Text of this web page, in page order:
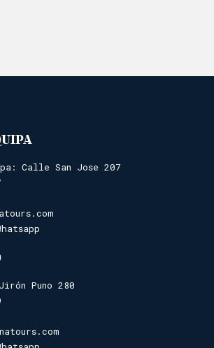
Calle San Jose 207
Puno 280